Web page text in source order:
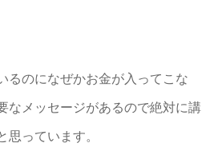
るのになぜかお金が入ってこな
なメッセージがあるので絶対に講
思っています。